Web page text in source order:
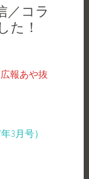
／コラ
た！
報あや抜
3月号）